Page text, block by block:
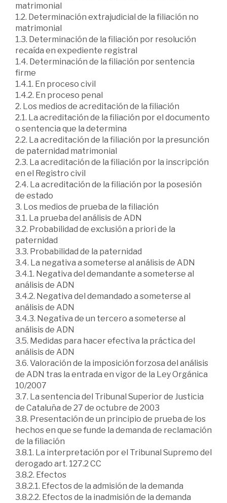
matrimonial
1.2. Determinación extrajudicial de la filiación no
matrimonial
1.3. Determinación de la filiación por resolución
recaída en expediente registral
1.4. Determinación de la filiación por sentencia
firme
1.4.1. En proceso civil
1.4.2. En proceso penal
2. Los medios de acreditación de la filiación
2.1. La acreditación de la filiación por el documento
o sentencia que la determina
2.2. La acreditación de la filiación por la presunción
de paternidad matrimonial
2.3. La acreditación de la filiación por la inscripción
en el Registro civil
2.4. La acreditación de la filiación por la posesión
de estado
3. Los medios de prueba de la filiación
3.1. La prueba del análisis de ADN
3.2. Probabilidad de exclusión a priori de la
paternidad
3.3. Probabilidad de la paternidad
3.4. La negativa a someterse al análisis de ADN
3.4.1. Negativa del demandante a someterse al
análisis de ADN
3.4.2. Negativa del demandado a someterse al
análisis de ADN
3.4.3. Negativa de un tercero a someterse al
análisis de ADN
3.5. Medidas para hacer efectiva la práctica del
análisis de ADN
3.6. Valoración de la imposición forzosa del análisis
de ADN tras la entrada en vigor de la Ley Orgánica
10/2007
3.7. La sentencia del Tribunal Superior de Justicia
de Cataluña de 27 de octubre de 2003
3.8. Presentación de un principio de prueba de los
hechos en que se funde la demanda de reclamación
de la filiación
3.8.1. La interpretación por el Tribunal Supremo del
derogado art. 127.2 CC
3.8.2. Efectos
3.8.2.1. Efectos de la admisión de la demanda
3.8.2.2. Efectos de la inadmisión de la demanda